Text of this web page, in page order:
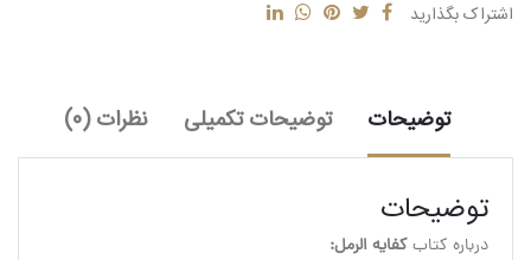
اشتراک بگذارید
توضیحات توضیحات تکمیلی نظرات (0)
توضیحات
درباره کتاب کفایه الرمل: